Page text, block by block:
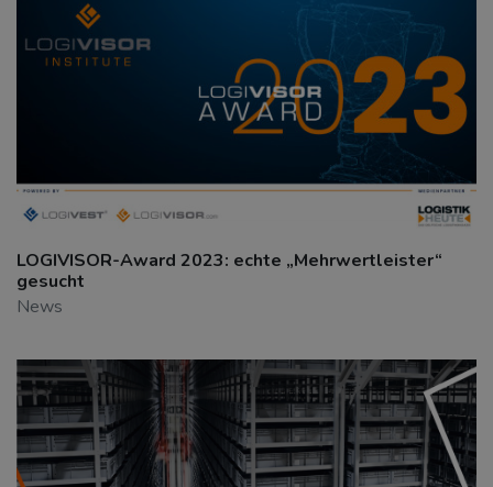
LOGIVISOR-Award 2023: echte „Mehrwertleister“
gesucht
News